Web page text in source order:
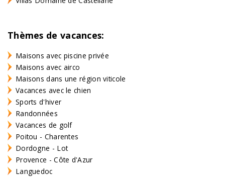
Thèmes de vacances:
Maisons avec piscine privée
Maisons avec airco
Maisons dans une région viticole
Vacances avec le chien
Sports d'hiver
Randonnées
Vacances de golf
Poitou - Charentes
Dordogne - Lot
Provence - Côte d'Azur
Languedoc